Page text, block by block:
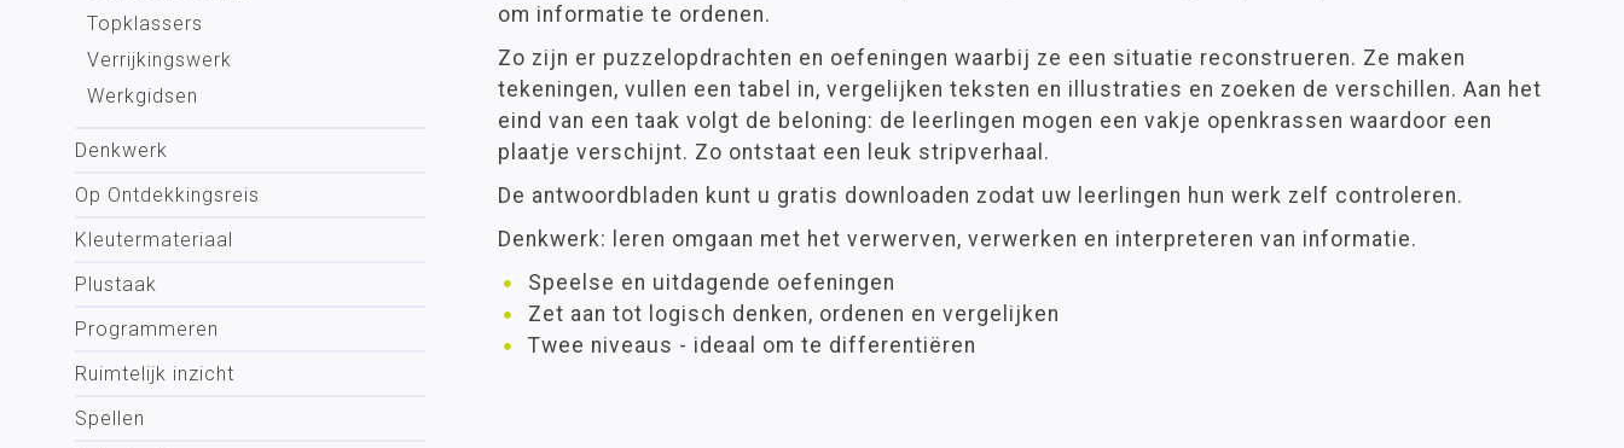
Topklassers
Verrijkingswerk
Werkgidsen
Denkwerk
Op Ontdekkingsreis
Kleutermateriaal
Plustaak
Programmeren
Ruimtelijk inzicht
Spellen
om informatie te ordenen.
Zo zijn er puzzelopdrachten en oefeningen waarbij ze een situatie reconstrueren. Ze maken
tekeningen, vullen een tabel in, vergelijken teksten en illustraties en zoeken de verschillen. Aan het
eind van een taak volgt de beloning: de leerlingen mogen een vakje openkrassen waardoor een
plaatje verschijnt. Zo ontstaat een leuk stripverhaal.
De antwoordbladen kunt u gratis downloaden zodat uw leerlingen hun werk zelf controleren.
Denkwerk: leren omgaan met het verwerven, verwerken en interpreteren van informatie.
Speelse en uitdagende oefeningen
Zet aan tot logisch denken, ordenen en vergelijken
Twee niveaus - ideaal om te differentiëren